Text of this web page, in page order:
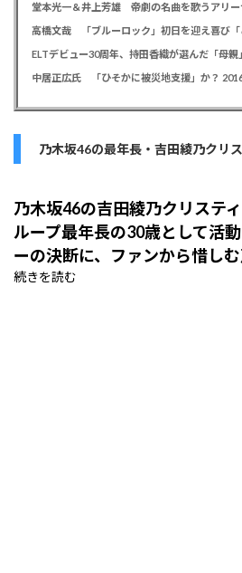
ELTデビュー30周年、持田香織が選んだ「母親
乃木坂46の最年長・吉田綾乃クリ
乃木坂46の吉田綾乃クリステ
ループ最年長の30歳として活
ーの決断に、ファンから惜しむ
続きを読む